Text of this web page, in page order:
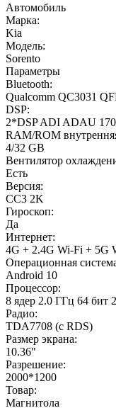
Автомобиль
Марка:
Kia
Модель:
Sorento
Параметры
Bluetooth:
Qualcomm QC3031
DSP:
2*DSP ADI ADAU
RAM/ROM
4/32 GB
Вентилятор
Есть
Версия:
CC3 2K
Гироскоп:
Да
Интернет:
4G + 2.4G Wi-Fi + 5G
Операционная
Android 10
Процессор:
8 ядер 2.0 ГГц 64
Радио:
TDA7708 (с RDS)
Размер экрана:
10.36"
Разрешение:
2000*1200
Товар:
Магнитола